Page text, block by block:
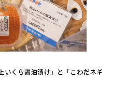
いくら醤油漬け」と「こわだネギ